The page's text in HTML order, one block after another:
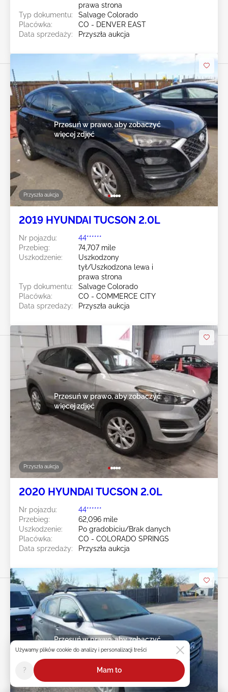
prawa strona
Typ dokumentu:
Salvage Colorado
Placówka:
CO - DENVER EAST
Data sprzedaży:
Przyszła aukcja
Przyszła aukcja
Przesuń w prawo, aby zobaczyć
więcej zdjęć
2019 HYUNDAI TUCSON 2.0L
Nr pojazdu:
44******
Przebieg:
74,707 mile
Uszkodzenie:
Uszkodzony
tył/Uszkodzona lewa i
prawa strona
Typ dokumentu:
Salvage Colorado
Placówka:
CO - COMMERCE CITY
Data sprzedaży:
Przyszła aukcja
Przyszła aukcja
Przesuń w prawo, aby zobaczyć
więcej zdjęć
2020 HYUNDAI TUCSON 2.0L
Nr pojazdu:
44******
Przebieg:
62,096 mile
Uszkodzenie:
Po gradobiciu/Brak danych
Placówka:
CO - COLORADO SPRINGS
Data sprzedaży:
Przyszła aukcja
Przesuń w prawo, aby zobaczyć
więcej zdjęć
Używamy plików cookie do analizy i personalizacji treści
? Mam to